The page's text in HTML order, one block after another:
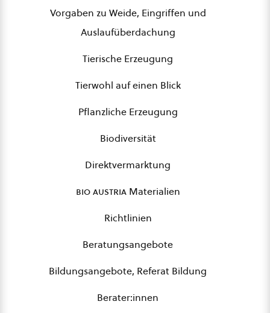
Vorgaben zu Weide, Eingriffen und
Auslaufüberdachung
Tierische Erzeugung
Tierwohl auf einen Blick
Pflanzliche Erzeugung
Biodiversität
Direktvermarktung
bio austriaMaterialien
Richtlinien
Beratungsangebote
Bildungsangebote, Referat Bildung
Berater:innen